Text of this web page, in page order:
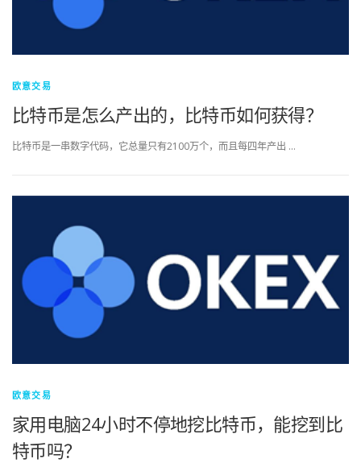
欧意交易
比特币是怎么产出的，比特币如何获得？
比特币是一串数字代码，它总量只有2100万个，而且每四年产出 …
欧意交易
家用电脑24小时不停地挖比特币，能挖到比
特币吗？